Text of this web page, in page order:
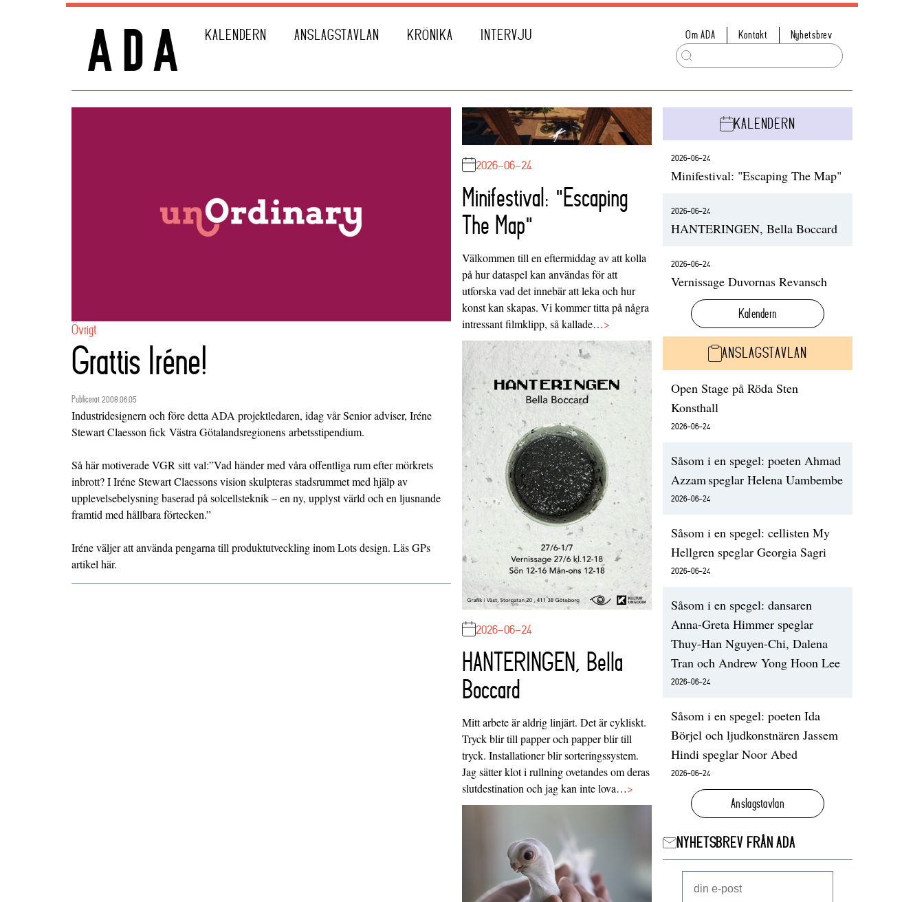
KALENDERN ANSLAGSTAVLAN KRÖNIKA INTERVJU Om ADA Kontakt Nyhetsbrev
Övrigt
Grattis Iréne!
Publicerat 2008.06.05
Industridesignern och före detta ADA projektledaren, idag vår Senior adviser, Iréne
Stewart Claesson fick Västra Götalandsregionens arbetsstipendium.
Så här motiverade VGR sitt val:”Vad händer med våra offentliga rum efter mörkrets
inbrott? I Iréne Stewart Claessons vision skulpteras stadsrummet med hjälp av
upplevelsebelysning baserad på solcellsteknik – en ny, upplyst värld och en ljusnande
framtid med hållbara förtecken.”
Iréne väljer att använda pengarna till produktutveckling inomLots design. Läs GPs
artikelhär.
2026-06-24
Minifestival: "Escaping
The Map"
Välkommen till en eftermiddag av att kolla
på hur dataspel kan användas för att
utforska vad det innebär att leka och hur
konst kan skapas. Vi kommer titta på några
intressant filmklipp, så kallade…>
2026-06-24
HANTERINGEN, Bella
Boccard
Mitt arbete är aldrig linjärt. Det är cykliskt.
Tryck blir till papper och papper blir till
tryck. Installationer blir sorteringssystem.
Jag sätter klot i rullning ovetandes om deras
slutdestination och jag kan inte lova…>
KALENDERN
2026-06-24
Minifestival: "Escaping The Map"
2026-06-24
HANTERINGEN, Bella Boccard
2026-06-24
Vernissage Duvornas Revansch
Kalendern
ANSLAGSTAVLAN
Open Stage på Röda Sten
Konsthall
2026-06-24
Såsom i en spegel: poeten Ahmad
Azzam speglar Helena Uambembe
2026-06-24
Såsom i en spegel: cellisten My
Hellgren speglar Georgia Sagri
2026-06-24
Såsom i en spegel: dansaren
Anna-Greta Himmer speglar
Thuy-Han Nguyen-Chi, Dalena
Tran och Andrew Yong Hoon Lee
2026-06-24
Såsom i en spegel: poeten Ida
Börjel och ljudkonstnären Jassem
Hindi speglar Noor Abed
2026-06-24
Anslagstavlan
NYHETSBREV FRÅN ADA